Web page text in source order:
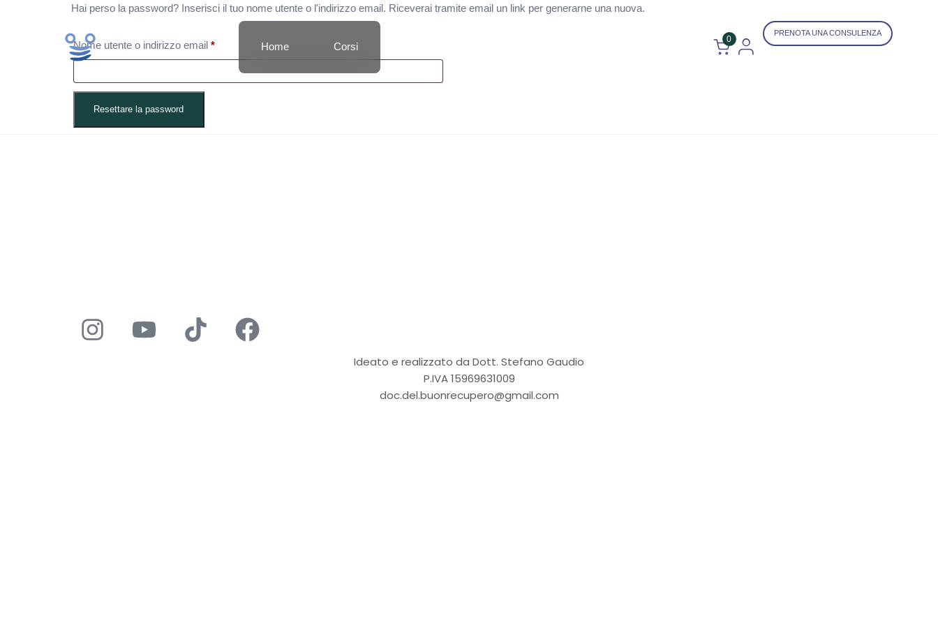
Home Corsi
0
PRENOTA UNA CONSULENZA
Hai perso la password? Inserisci il tuo nome utente o l'indirizzo email. Riceverai tramite email un link per generarne una nuova.
Nome utente o indirizzo email *
Resettare la password
Ideato e realizzato da Dott. Stefano Gaudio
P.IVA 15969631009
doc.del.buonrecupero@gmail.com